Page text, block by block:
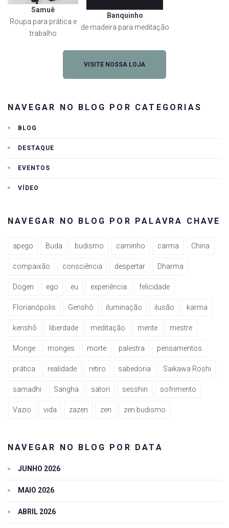
Samuê
Roupa para prática e
trabalho
Banquinho
de madeira para meditação
VISITE NOSSA LOJA
NAVEGAR NO BLOG POR CATEGORIAS
BLOG
DESTAQUE
EVENTOS
VÍDEO
NAVEGAR NO BLOG POR PALAVRA CHAVE
apego Buda budismo caminho carma China
compaixão consciência despertar Dharma
Dogen ego eu experiência felicidade
Florianópolis Genshô iluminação ilusão karma
kenshô liberdade meditação mente mestre
Monge monges morte palestra pensamentos
prática realidade retiro sabedoria Saikawa Roshi
samadhi Sangha satori sesshin sofrimento
Vazio vida zazen zen zen budismo
NAVEGAR NO BLOG POR DATA
JUNHO 2026
MAIO 2026
ABRIL 2026